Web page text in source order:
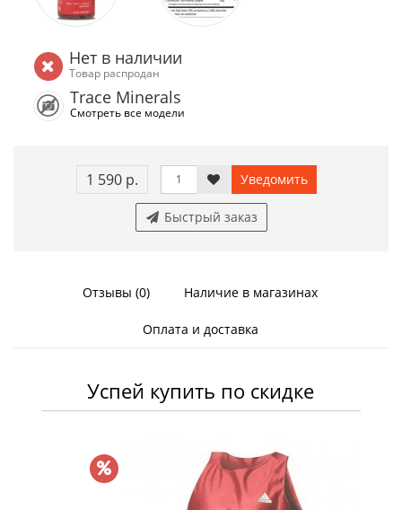
Нет в наличии
Товар распродан
Trace Minerals
Смотреть все модели
1 590 р. Уведомить
Быстрый заказ
Отзывы (0) Наличие в магазинах
Оплата и доставка
Успей купить по скидке